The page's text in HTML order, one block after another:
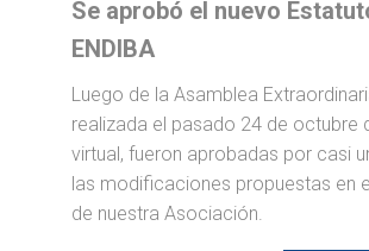
Se aprobó el nuevo
ENDIBA
Luego de la Asamblea
realizada el pasado 24 de octubre
virtual, fueron aprobadas por casi
las modificaciones propuestas en
de nuestra Asociación.